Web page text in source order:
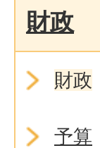
財政
財政
予算